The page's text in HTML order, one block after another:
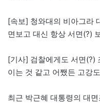
[속보] 청와대의 비아그라
면보고 대신 항상 서면(?)
[기사] 검찰에게도 서면(?)
이는 것 같고 어쨌든 고강
최근 박근혜 대통령의 대